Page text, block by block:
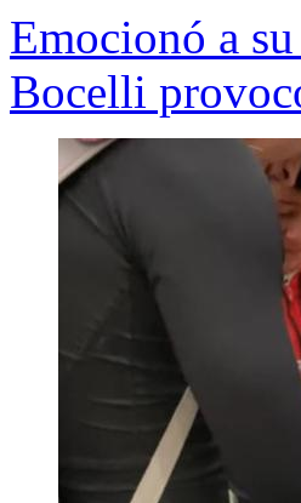
Emocionó a
Bocelli